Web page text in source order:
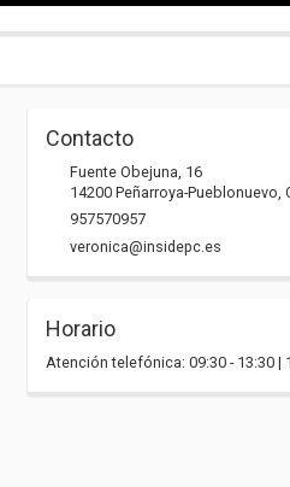
Contacto
Fuente Obejuna, 16
14200 Peñarroya-Pueblonuevo
957570957
veronica@insidepc.es
Horario
Atención telefónica: 09:30 - 13:30 |